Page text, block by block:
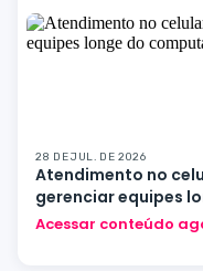
28 DE JUL. DE 2026
Atendimento no
gerenciar equipes
Acessar conteúdo